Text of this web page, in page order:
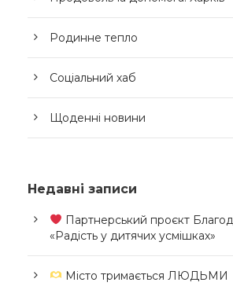
Родинне тепло
Соціальний хаб
Щоденні новини
Недавні записи
Партнерський проєкт
«Радість у дитячих усмішках»
Місто тримається ЛЮДЬМИ